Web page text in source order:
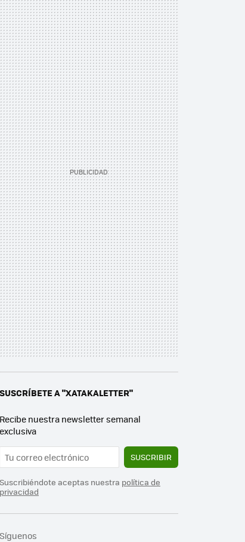
SUSCRÍBETE A "XATAKALETTER"
Recibe nuestra newsletter semanal
exclusiva
SUSCRIBIR
Suscribiéndote aceptas nuestra política de
privacidad
Síguenos